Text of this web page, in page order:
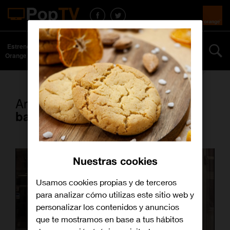
Estrenos
Orange TV
Series y
películas
Curiosidades Especiales Más
Artículos con la etiqueta
bancos
Nuestras cookies
Usamos cookies propias y de terceros
para analizar cómo utilizas este sitio web y
personalizar los contenidos y anuncios
que te mostramos en base a tus hábitos